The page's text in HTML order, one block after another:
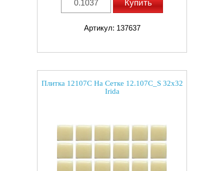
Купить
Артикул: 137637
Плитка 12107C На Сетке 12.107C_S 32x32
Irida